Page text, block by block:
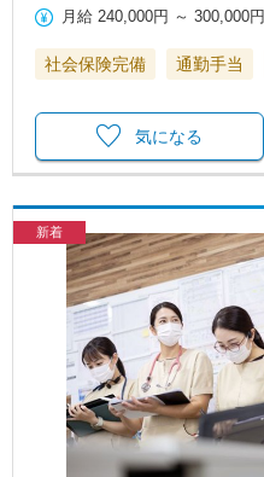
月給 240,000円 ～300,000円
社会保険完備 通勤手当
気になる
新着